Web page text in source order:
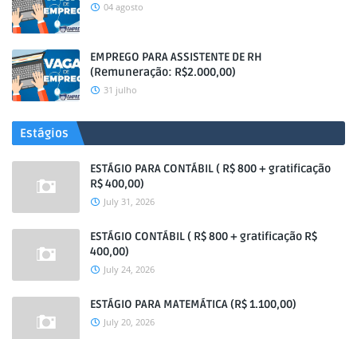
04 agosto
EMPREGO PARA ASSISTENTE DE RH
(Remuneração: R$2.000,00)
31 julho
Estágios
ESTÁGIO PARA CONTÁBIL ( R$ 800 + gratificação
R$ 400,00)
July 31, 2026
ESTÁGIO CONTÁBIL ( R$ 800 + gratificação R$
400,00)
July 24, 2026
ESTÁGIO PARA MATEMÁTICA (R$ 1.100,00)
July 20, 2026